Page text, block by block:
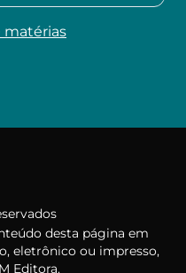
matérias
desta página em
eletrônico ou impresso,
Editora.